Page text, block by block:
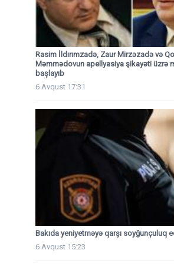
Rasim İldırımzadə, Zaur Mirzəzadə və
Məmmədovun apellyasiya şikayəti üzrə
başlayıb
6 Avqust 17:31
Bakıda yeniyetməyə qarşı soyğunçuluq
6 Avqust 15:23